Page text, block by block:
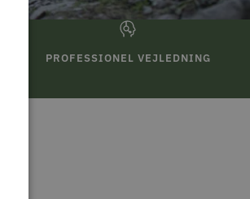
PROFESSIONEL VEJLEDNING